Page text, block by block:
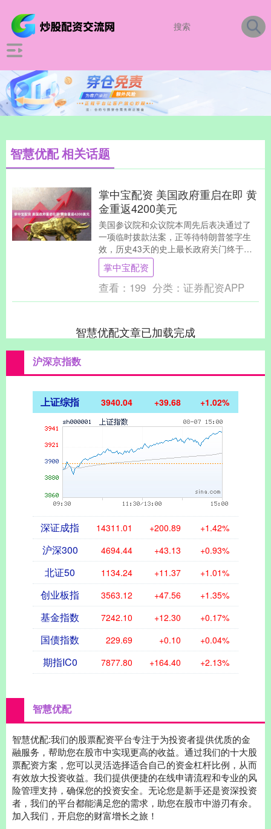
智慧优配 相关话题
掌中宝配资 美国政府重启在即 黄
金重返4200美元
美国参议院和众议院本周先后表决通过了
一项临时拨款法案，正等待特朗普签字生
效，历史43天的史上最长政府关门终于即
将结束。政府结束停摆意味着什么？对金
融市场又会造成....
掌中宝配资
查看： 199 分类： 证券配资APP
智慧优配文章已加载完成
沪深京指数
上证综指 3940.04 +39.68 +1.02%
深证成指 14311.01 +200.89 +1.42%
沪深300 4694.44 +43.13 +0.93%
北证50 1134.24 +11.37 +1.01%
创业板指 3563.12 +47.56 +1.35%
基金指数 7242.10 +12.30 +0.17%
国债指数 229.69 +0.10 +0.04%
期指IC0 7877.80 +164.40 +2.13%
智慧优配
智慧优配:我们的股票配资平台专注于为投资者提供优质的金
融服务，帮助您在股市中实现更高的收益。通过我们的十大股
票配资方案，您可以灵活选择适合自己的资金杠杆比例，从而
有效放大投资收益。我们提供便捷的在线申请流程和专业的风
险管理支持，确保您的投资安全。无论您是新手还是资深投资
者，我们的平台都能满足您的需求，助您在股市中游刃有余。
加入我们，开启您的财富增长之旅！